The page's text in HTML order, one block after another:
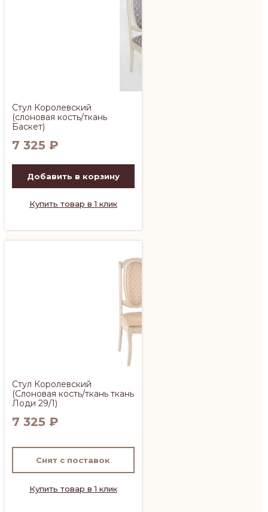
Стул Королевский
(слоновая кость/ткань
Баскет)
7 325 ₽
Добавить в корзину
Купить товар в 1 клик
Стул Королевский
(Слоновая кость/ткань ткань
Лоди 29/1)
7 325 ₽
Снят с поставок
Купить товар в 1 клик